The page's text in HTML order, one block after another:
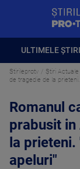
ULTIMELE ȘTIRI
Stirileprotv Știri Actuale
de tragedie de la
Romanul
prabusit
la
apeluri"